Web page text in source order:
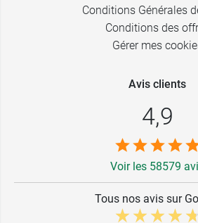
Conditions Générales
Conditions des
Gérer mes
Avis clients
4,9
Voir les 58579
Tous nos avis sur